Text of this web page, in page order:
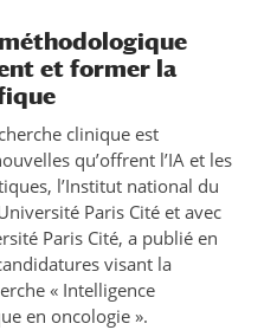
et former la
clinique est
qu’offrent l’IA et les
l’Institut national du
Paris Cité et avec
Paris Cité, a publié en
visant la
« Intelligence
en oncologie ».